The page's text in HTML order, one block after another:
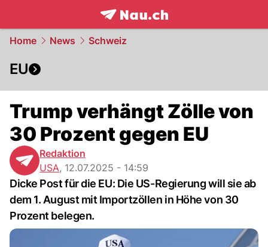
frontpage.NAU.ch
Home News Schweiz
EU
Trump verhängt Zölle von
30 Prozent gegen EU
Redaktion
USA, 12.07.2025 - 14:59
Dicke Post für die EU: Die US-Regierung will sie ab
dem 1. August mit Importzöllen in Höhe von 30
Prozent belegen.